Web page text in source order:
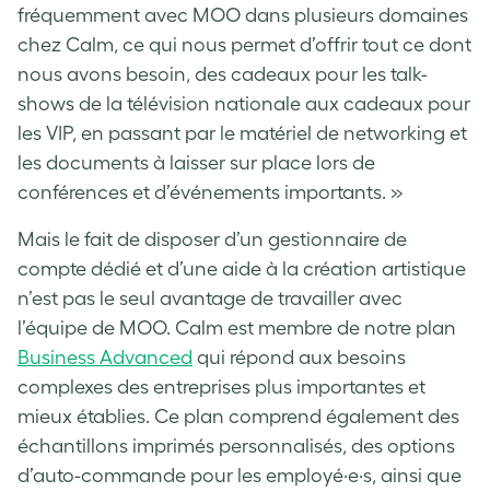
fréquemment avec MOO dans plusieurs domaines
chez Calm, ce qui nous permet d’offrir tout ce dont
nous avons besoin, des cadeaux pour les talk-
shows de la télévision nationale aux cadeaux pour
les VIP, en passant par le matériel de networking et
les documents à laisser sur place lors de
conférences et d’événements importants. »
Mais le fait de disposer d’un gestionnaire de
compte dédié et d’une aide à la création artistique
n’est pas le seul avantage de travailler avec
l’équipe de MOO. Calm est membre de notre plan
Business Advanced qui répond aux besoins
complexes des entreprises plus importantes et
mieux établies. Ce plan comprend également des
échantillons imprimés personnalisés, des options
d’auto-commande pour les employé·e·s, ainsi que